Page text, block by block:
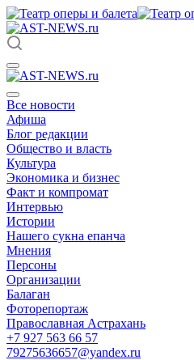
Все новости
Афиша
Блог редакции
Общество и власть
Культура
Экономика и бизнес
Факт и компромат
Интервью
Истории
Нашего сукна епанча
Мнения
Персоны
Организации
Балаган
Фоторепортаж
Православная Астрахань
+7 927 563 66 57
79275636657@yandex.ru